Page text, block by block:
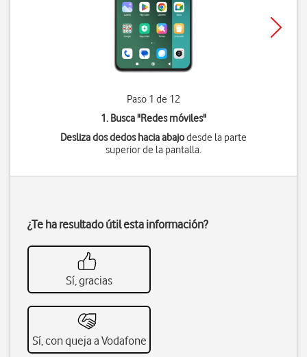
Paso 1 de 12
1. Busca "Redes móviles"
Desliza dos dedos hacia abajodesde la parte
superior de la pantalla.
¿Te ha resultado útil esta información?
Sí, gracias
Sí, con queja a Vodafone